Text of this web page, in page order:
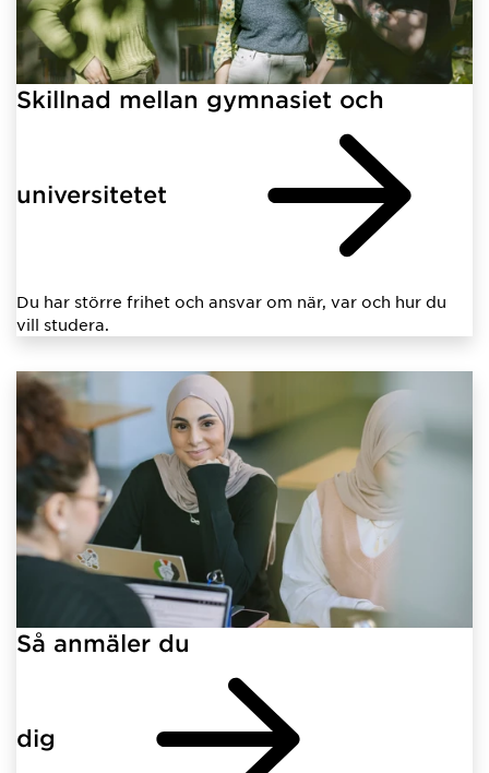
Skillnad mellan gymnasiet och
universitetet
Du har större frihet och ansvar om när, var och hur du
vill studera.
Så anmäler du
dig